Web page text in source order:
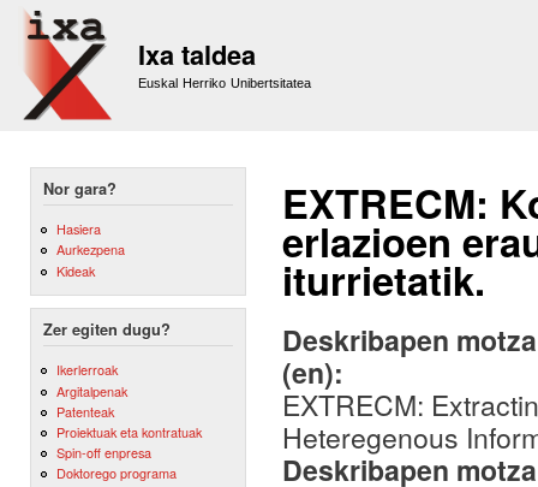
Ixa taldea
Euskal Herriko Unibertsitatea
Nor gara?
Hasiera
Aurkezpena
Kideak
Zer egiten dugu?
Ikerlerroak
Argitalpenak
Patenteak
Proiektuak eta kontratuak
Spin-off enpresa
Doktorego programa
EXTRECM:
erlazioen
iturrietatik.
Deskribapen
(en):
EXTRECM:
Heteregenous
Deskribapen